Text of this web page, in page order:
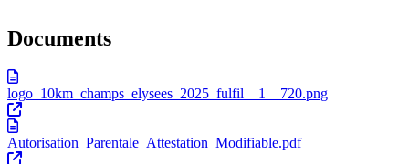
Documents
logo_10km_champs_elysees_2025_fulfil__1__720.png
Autorisation_Parentale_Attestation_Modifiable.pdf